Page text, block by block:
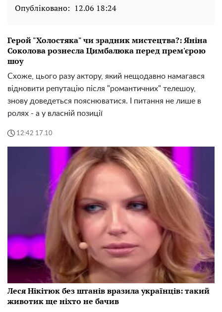
Опубліковано: 12.06 18:24
Герой "Холостяка" чи зрадник мистецтва?: Яніна
Соколова рознесла Цимбалюка перед прем'єрою
шоу
Схоже, цього разу актору, який нещодавно намагався
відновити репутацію після "романтичних" телешоу,
знову доведеться пояснюватися. І питання не лише в
ролях - а у власній позиції
12:42 17.10
Леся Нікітюк без штанів вразила українців: такий
животик ще ніхто не бачив